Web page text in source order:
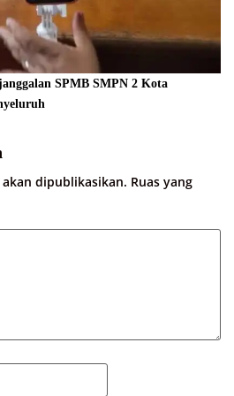
SPMB SMPN 2 Kota
dipublikasikan. Ruas yang